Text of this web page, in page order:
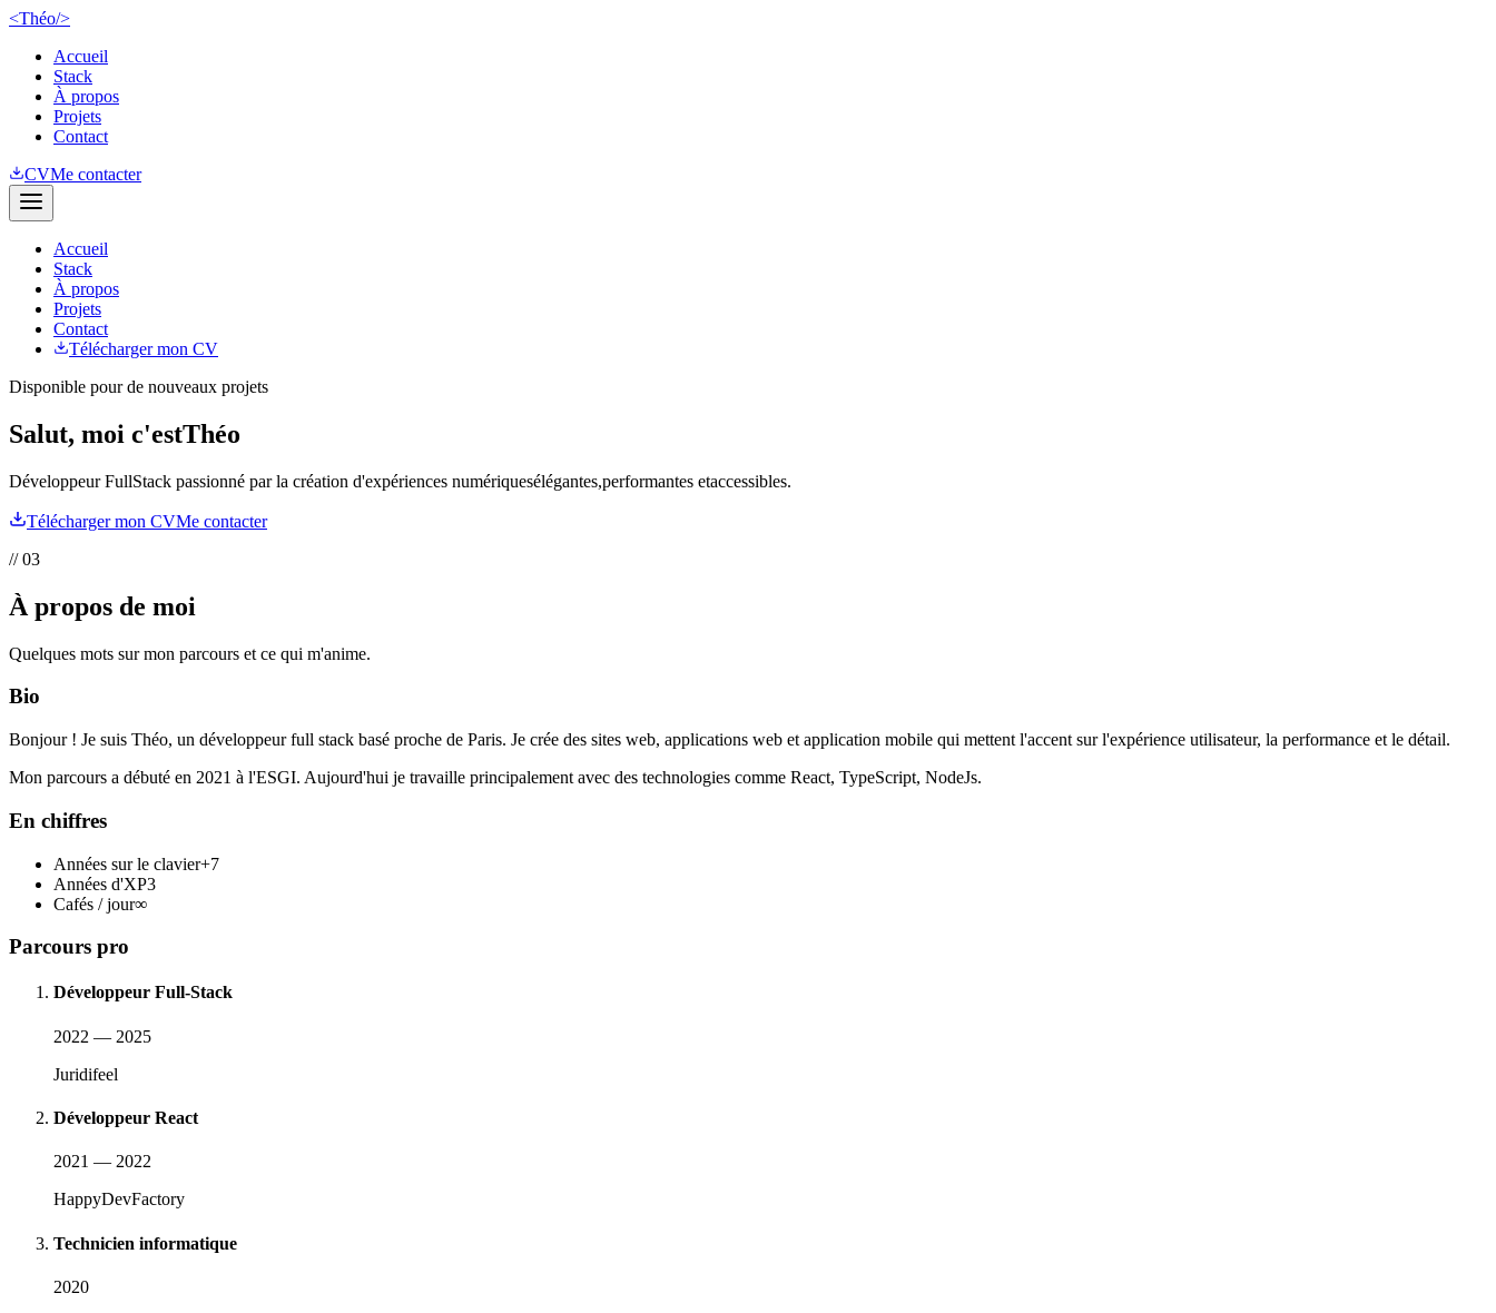
<Théo/>
Accueil
Stack
À propos
Projets
Contact
CVMe contacter
Accueil
Stack
À propos
Projets
Contact
Télécharger mon CV
Disponible pour de nouveaux projets
Salut, moi c'estThéo
Développeur FullStack passionné par la création d'expériences numériquesélégantes,performantes etaccessibles.
Télécharger mon CVMe contacter
// 03
À propos de moi
Quelques mots sur mon parcours et ce qui m'anime.
Bio
Bonjour ! Je suis Théo, un développeur full stack basé proche de Paris. Je crée des sites web, applications web et application mobile qui mettent l'accent sur l'expérience utilisateur, la performance et le détail.
Mon parcours a débuté en 2021 à l'ESGI. Aujourd'hui je travaille principalement avec des technologies comme React, TypeScript, NodeJs.
En chiffres
Années sur le clavier+7
Années d'XP3
Cafés / jour∞
Parcours pro
Développeur Full-Stack
2022 — 2025
Juridifeel
Développeur React
2021 — 2022
HappyDevFactory
Technicien informatique
2020